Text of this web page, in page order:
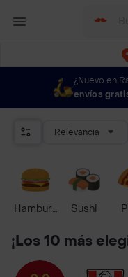
¿Nuevo en
envíos
Relevancia
HamburguesaSushi
¡Los 10 más